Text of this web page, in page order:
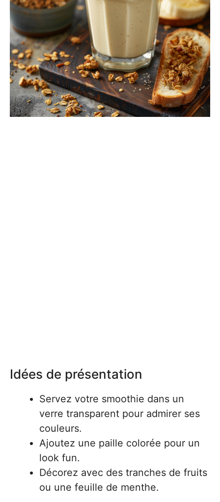
Idées de présentation
Servez votre smoothie dans un
verre transparent pour admirer ses
couleurs.
Ajoutez une paille colorée pour un
look fun.
Décorez avec des tranches de fruits
ou une feuille de menthe.